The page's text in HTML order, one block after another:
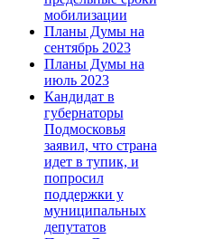
мобилизации
Планы Думы на
сентябрь 2023
Планы Думы на
июль 2023
Кандидат в
губернаторы
Подмосковья
заявил, что страна
идет в тупик, и
попросил
поддержки у
муниципальных
депутатов